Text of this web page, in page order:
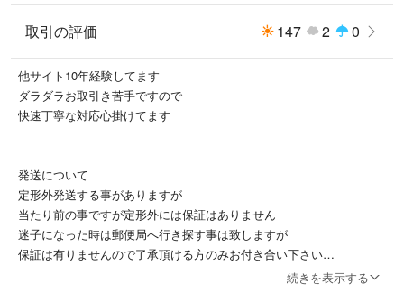
取引の評価 147 2 0
他サイト10年経験してます
ダラダラお取引き苦手ですので
快速丁寧な対応心掛けてます
発送について
定形外発送する事がありますが
当たり前の事ですが定形外には保証はありません
迷子になった時は郵便局へ行き探す事は致しますが
保証は有りませんので了承頂ける方のみお付き合い下さい
続きを表示する